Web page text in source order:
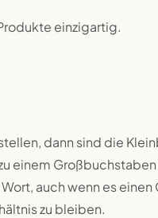
einzigartig.
dann sind die
einem
auch wenn es
zu bleiben.